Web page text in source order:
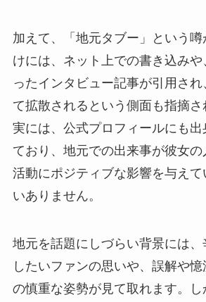
加えて、「地元タブー」という
けには、ネット上での書き込み
ったインタビュー記事が引用さ
て拡散されるという側面も指摘
実には、公式プロフィールにも
ており、地元での出来事が彼女
活動にポジティブな影響を与え
いありません。
地元を話題にしづらい背景には
したいファンの思いや、誤解や
の慎重な姿勢が見て取れます。